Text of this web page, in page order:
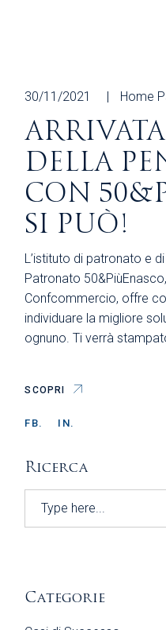
30/11/2021 Home
DELLA
CON
SI PUÒ!
L’istituto di patronato e
Patronato
Confcommercio, offre
individuare la migliore
ognuno. Ti verrà
SCOPRI
FB. IN.
Ricerca
Search
Categorie